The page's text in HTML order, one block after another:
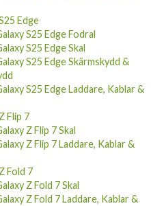
Edge
S25 Edge Fodral
S25 Edge Skal
S25 Edge Skärmskydd &
S25 Edge Laddare, Kablar &
Flip 7
Z Flip 7 Skal
Z Flip 7 Laddare, Kablar &
Fold 7
Z Fold 7 Skal
Z Fold 7 Laddare, Kablar &